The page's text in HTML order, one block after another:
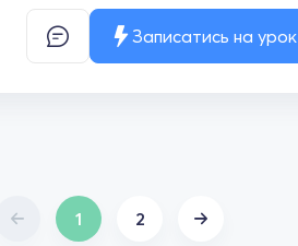
Записатись на урок
1 2